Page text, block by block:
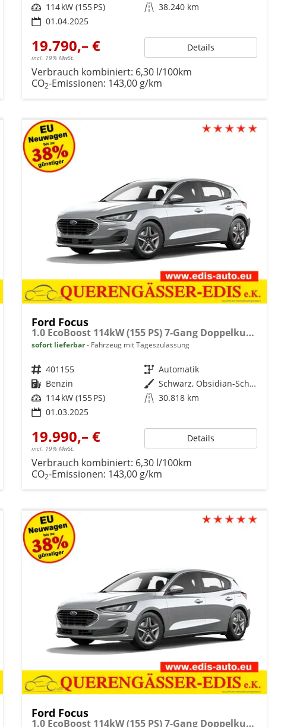
Leistung 114 kW (155 PS) Kilometerstand 38.240 km
01.04.2025
19.790,– €
incl. 19% MwSt.
Details
Verbrauch kombiniert: 6,30 l/100km
CO2-Emissionen: 143,00 g/km
Ford Focus
1.0 EcoBoost 114kW (155 PS) 7-Gang Doppelkupplungsgetriebe
sofort lieferbar Fahrzeug mit Tageszulassung
Fahrzeugnr. 401155 Getriebe Automatik
Kraftstoff Benzin Außenfarbe
Schwarz, Obsidian-Schwarz Metallic (PN4GM0)
Leistung 114 kW (155 PS) Kilometerstand 30.818 km
01.03.2025
19.990,– €
incl. 19% MwSt.
Details
Verbrauch kombiniert: 6,30 l/100km
CO2-Emissionen: 143,00 g/km
Ford Focus
1.0 EcoBoost 114kW (155 PS) 7-Gang Doppelkupplungsgetriebe